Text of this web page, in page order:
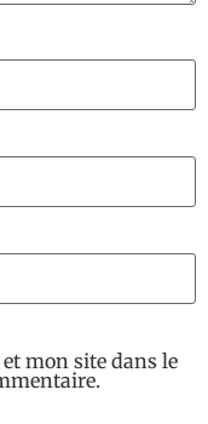
mon site dans le